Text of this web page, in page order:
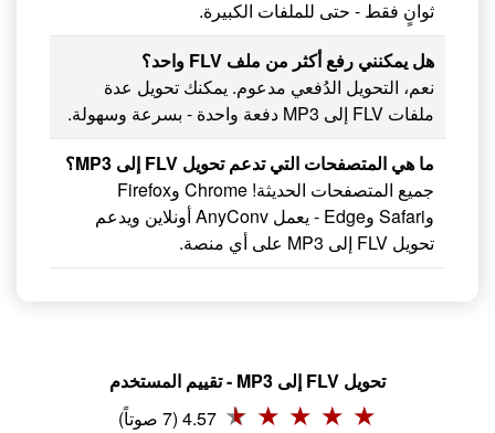
ثوانٍ فقط - حتى للملفات الكبيرة.
هل يمكنني رفع أكثر من ملف FLV واحد؟
نعم، التحويل الدُفعي مدعوم. يمكنك تحويل عدة
ملفات FLV إلى MP3 دفعة واحدة - بسرعة وسهولة.
ما هي المتصفحات التي تدعم تحويل FLV إلى MP3؟
جميع المتصفحات الحديثة! Chrome وFirefox
وSafari وEdge - يعمل AnyConv أونلاين ويدعم
تحويل FLV إلى MP3 على أي منصة.
تحويل FLV إلى MP3 - تقييم المستخدم
4.57 (7 صوتاً)